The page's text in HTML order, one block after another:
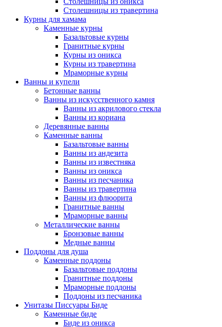
Столешницы из травертина
Курны для хамама
Каменные курны
Базальтовые курны
Гранитные курны
Курны из оникса
Курны из травертина
Мраморные курны
Ванны и купели
Бетонные ванны
Ванны из искусственного камня
Ванны из акрилового стекла
Ванны из кориана
Деревянные ванны
Каменные ванны
Базальтовые ванны
Ванны из андезита
Ванны из известняка
Ванны из оникса
Ванны из песчаника
Ванны из травертина
Ванны из флюорита
Гранитные ванны
Мраморные ванны
Металлические ванны
Бронзовые ванны
Медные ванны
Поддоны для душа
Каменные поддоны
Базальтовые поддоны
Гранитные поддоны
Мраморные поддоны
Поддоны из песчаника
Унитазы Писсуары Биде
Каменные биде
Биде из оникса